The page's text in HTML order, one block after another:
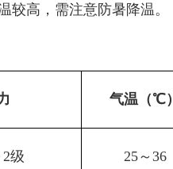
高，需注意防暑降温。
气温（℃）
级 25～36